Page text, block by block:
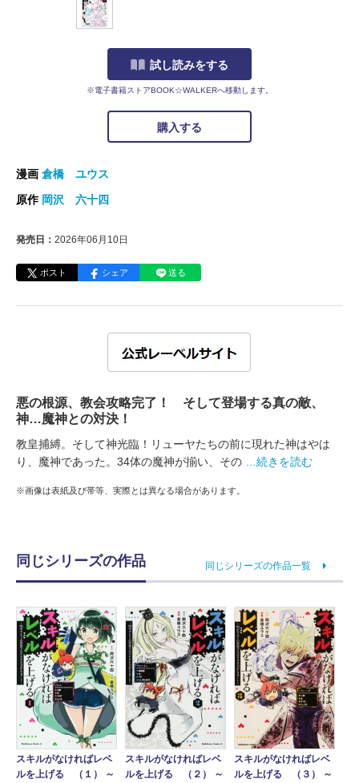
試し読みをする
※電子書籍ストアBOOK☆WALKERへ移動します。
購入する
漫画 倉橋 ユウス
原作 岡沢 六十四
発売日： 2026年06月10日
ポスト シェア 送る
悪の根源、教会攻略完了！ そして登場する真の敵、
神…魔神との対決！
教皇捕縛。そして神光臨！リューヤたちの前に現れた神はやは
り、魔神であった。34体の魔神が揃い、その
…続きを読む
※画像は表紙及び帯等、実際とは異なる場合があります。
同じシリーズの作品 同じシリーズの作品一覧
スキルがなければレベ
ルを上げる （１） ～
スキルがなければレベ
ルを上げる （２） ～
スキルがなければレベ
ルを上げる （３） ～